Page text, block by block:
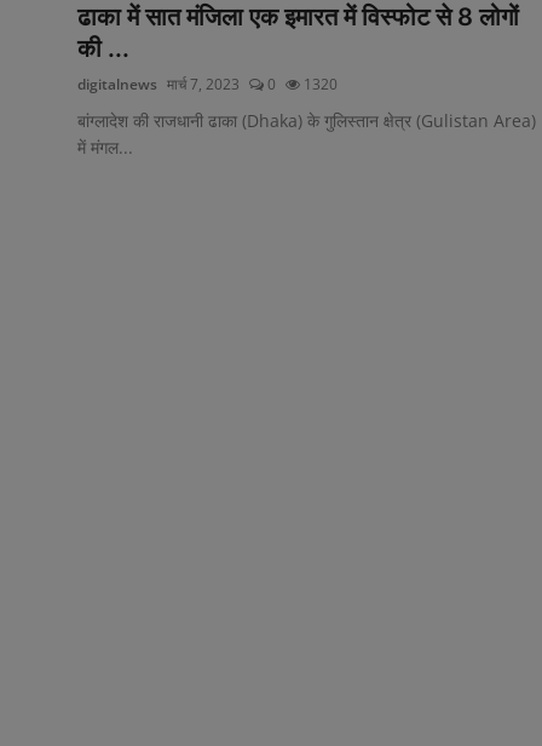
उत्तराखंड
राजस्थान
ढाका में सात मंजिला एक इमारत में विस्फोट से 8 लोगों
की ...
digitalnews मार्च 7, 2023 0 1320
बांग्लादेश की राजधानी ढाका (Dhaka) के गुलिस्तान क्षेत्र (Gulistan Area)
में मंगल...